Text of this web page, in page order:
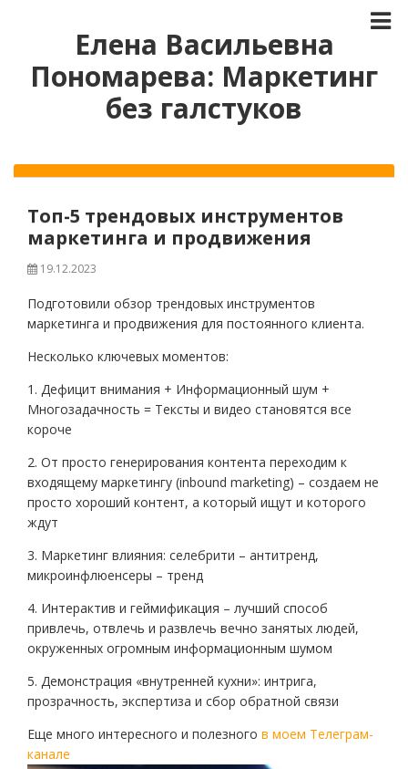
Елена Васильевна
Пономарева: Маркетинг
без галстуков
Топ-5 трендовых инструментов
маркетинга и продвижения
19.12.2023
Подготовили обзор трендовых инструментов
маркетинга и продвижения для постоянного клиента.
Несколько ключевых моментов:
1. Дефицит внимания + Информационный шум +
Многозадачность = Тексты и видео становятся все
короче
2. От просто генерирования контента переходим к
входящему маркетингу (inbound marketing) – создаем не
просто хороший контент, а который ищут и которого
ждут
3. Маркетинг влияния: селебрити – антитренд,
микроинфлюенсеры – тренд
4. Интерактив и геймификация – лучший способ
привлечь, отвлечь и развлечь вечно занятых людей,
окруженных огромным информационным шумом
5. Демонстрация «внутренней кухни»: интрига,
прозрачность, экспертиза и сбор обратной связи
Еще много интересного и полезного в моем Телеграм-
канале